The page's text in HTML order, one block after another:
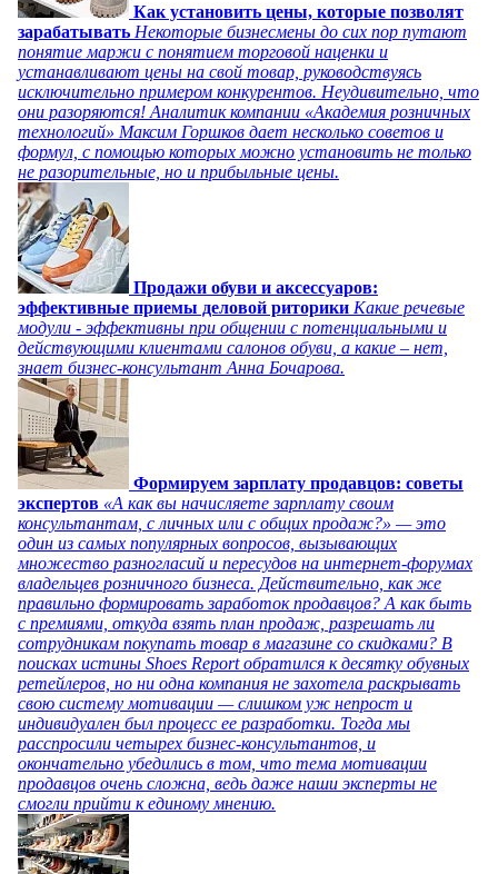
Как установить цены, которые позволят
зарабатывать Некоторые бизнесмены до сих пор путают
понятие маржи с понятием торговой наценки и
устанавливают цены на свой товар, руководствуясь
исключительно примером конкурентов. Неудивительно, что
они разоряются! Аналитик компании «Академия розничных
технологий» Максим Горшков дает несколько советов и
формул, с помощью которых можно установить не только
не разорительные, но и прибыльные цены.
Продажи обуви и аксессуаров:
эффективные приемы деловой риторики Какие речевые
модули - эффективны при общении с потенциальными и
действующими клиентами салонов обуви, а какие – нет,
знает бизнес-консультант Анна Бочарова.
Формируем зарплату продавцов: советы
экспертов «А как вы начисляете зарплату своим
консультантам, с личных или с общих продаж?» — это
один из самых популярных вопросов, вызывающих
множество разногласий и пересудов на интернет-форумах
владельцев розничного бизнеса. Действительно, как же
правильно формировать заработок продавцов? А как быть
с премиями, откуда взять план продаж, разрешать ли
сотрудникам покупать товар в магазине со скидками? В
поисках истины Shoes Report обратился к десятку обувных
ретейлеров, но ни одна компания не захотела раскрывать
свою систему мотивации — слишком уж непрост и
индивидуален был процесс ее разработки. Тогда мы
расспросили четырех бизнес-консультантов, и
окончательно убедились в том, что тема мотивации
продавцов очень сложна, ведь даже наши эксперты не
смогли прийти к единому мнению.